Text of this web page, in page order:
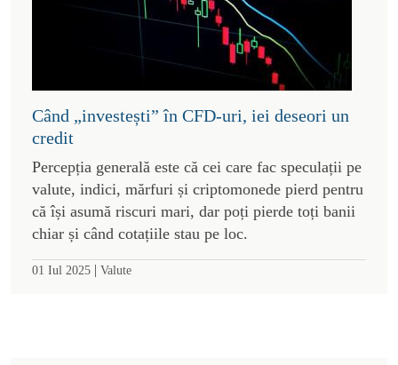
Când „investești” în CFD-uri, iei deseori un
credit
Percepția generală este că cei care fac speculații pe
valute, indici, mărfuri și criptomonede pierd pentru
că își asumă riscuri mari, dar poți pierde toți banii
chiar și când cotațiile stau pe loc.
01 Iul 2025 | Valute